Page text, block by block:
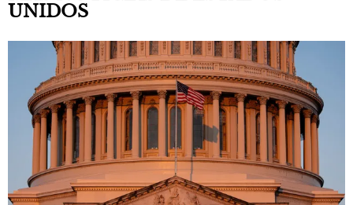
UNIDOS